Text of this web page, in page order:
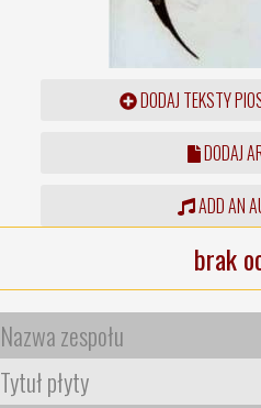
DODAJ TEKSTY
DODAJ
ADD AN
brak
Nazwa zespołu
Tytuł płyty